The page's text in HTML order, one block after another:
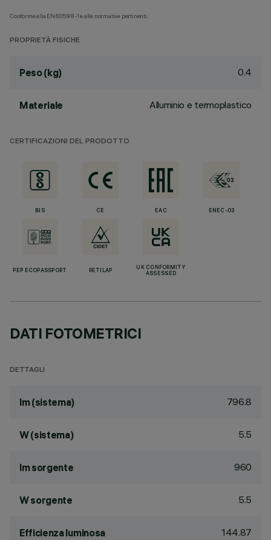
Conforme alla EN60598-1 e alle normative pertinenti.
PROPRIETÀ FISICHE
Peso (kg) 0.4
Materiale Alluminio e termoplastico
CERTIFICAZIONI DEL PRODOTTO
BIS CE EAC ENEC-03
PEP ECOPASSPORT RETILAP
UK CONFORMITY
ASSESSED
DATI FOTOMETRICI
DETTAGLI
lm (sistema) 796.8
W (sistema) 5.5
lm sorgente 960
W sorgente 5.5
Efficienza luminosa 144.87